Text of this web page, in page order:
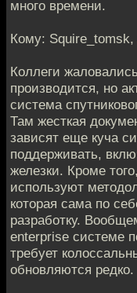
много времени.
Кому: Squire_tomsk,
Коллеги
производится, но
система
Там жесткая
зависят еще куча
поддерживать,
железки. Кроме
используют
которая сама по
разработку.
enterprise системе
требует
обновляются редко.